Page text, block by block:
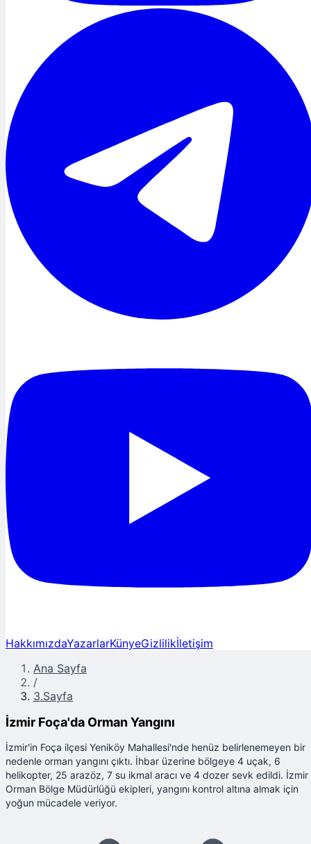
HakkımızdaYazarlarKünyeGizlilikİletişim
Ana Sayfa
/
3.Sayfa
İzmir Foça'da Orman Yangını
İzmir'in Foça ilçesi Yeniköy Mahallesi'nde henüz belirlenemeyen bir
nedenle orman yangını çıktı. İhbar üzerine bölgeye 4 uçak, 6
helikopter, 25 arazöz, 7 su ikmal aracı ve 4 dozer sevk edildi. İzmir
Orman Bölge Müdürlüğü ekipleri, yangını kontrol altına almak için
yoğun mücadele veriyor.